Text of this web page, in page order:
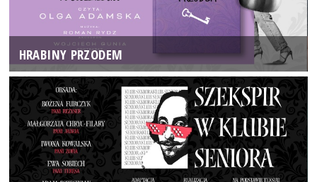
HRABINY PRZODEM